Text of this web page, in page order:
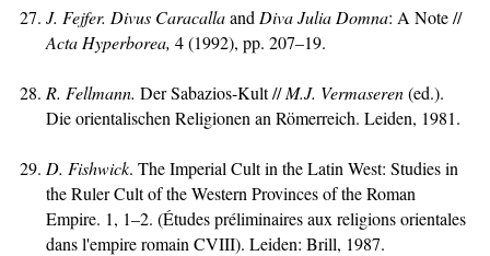
J. Fejfer. Divus Caracallaand Diva Julia Domna: A Note //
Acta Hyperborea, 4 (1992), pp. 207–19.
R. Fellmann. Der Sabazios-Kult //M.J. Vermaseren(ed.).
Die orientalischen Religionen an Römerreich. Leiden, 1981.
D. Fishwick. The Imperial Cult in the Latin West: Studies in
the Ruler Cult of the Western Provinces of the Roman
Empire. 1, 1–2. (Études préliminaires aux religions orientales
dans l'empire romain CVIII). Leiden: Brill, 1987.